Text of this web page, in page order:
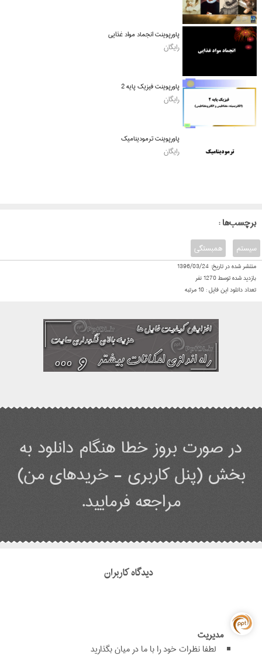
پاورپوینت انجماد مواد غذایی
رایگان
پاورپوینت فیزیک پایه 2
رایگان
پاورپوینت ترمودینامیک
رایگان
: برچسب‌ها
همبستگی سیستم
منتشر شده در تاریخ: 1396/03/24
بازدید شده توسط1270نفر
تعداد دانلود این فایل : 10مرتبه
در صورت بروز خطا هنگام دانلود به
بخش (پنل کاربری - خریدهای من)
مراجعه فرمایید.
دیدگاه کاربران
مدیریت
لطفا نظرات خود را با ما در میان بگذارید